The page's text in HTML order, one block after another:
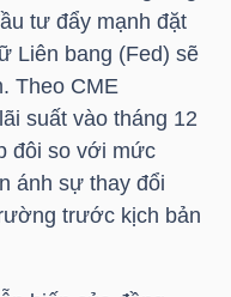
tư đẩy mạnh đặt
Liên bang (Fed) sẽ
Theo CME
suất vào tháng 12
đôi so với mức
ánh sự thay đổi
trước kịch bản